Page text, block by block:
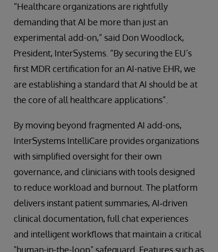
“Healthcare organizations are rightfully
demanding that AI be more than just an
experimental add-on,” said Don Woodlock,
President, InterSystems. “By securing the EU’s
first MDR certification for an AI-native EHR, we
are establishing a standard that AI should be at
the core of all healthcare applications”.
By moving beyond fragmented AI add-ons,
InterSystems IntelliCare provides organizations
with simplified oversight for their own
governance, and clinicians with tools designed
to reduce workload and burnout. The platform
delivers instant patient summaries, AI‑driven
clinical documentation, full chat experiences
and intelligent workflows that maintain a critical
"human-in-the-loop" safeguard. Features such as